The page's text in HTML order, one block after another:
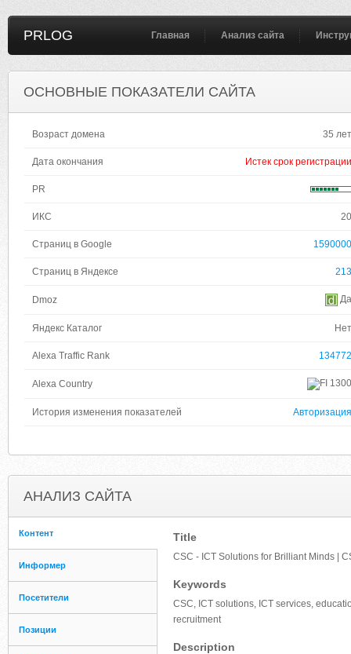
PRLOG Главная Анализ сайта
ОСНОВНЫЕ ПОКАЗАТЕЛИ САЙТА
Возраст домена 35 лет
Дата окончания Истек срок регистрации
PR
ИКС 20
Страниц в Google 1590000
Страниц в Яндексе 213
Dmoz Да
Яндекс Каталог Нет
Alexa Traffic Rank 134772
Alexa Country 1300
История изменения показателей Авторизация
АНАЛИЗ САЙТА
Контент
Информер
Посетители
Позиции
Title
CSC - ICT Solutions for Brilliant Minds |
Keywords
CSC, ICT solutions, ICT services,
recruitment
Description